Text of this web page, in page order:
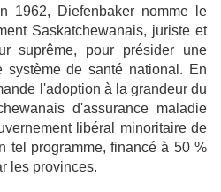
1962, Diefenbaker nomme le
Saskatchewanais, juriste et
suprême, pour présider une
système de santé national. En
l'adoption à la grandeur du
d'assurance maladie
libéral minoritaire de
tel programme, financé à 50 %
les provinces.